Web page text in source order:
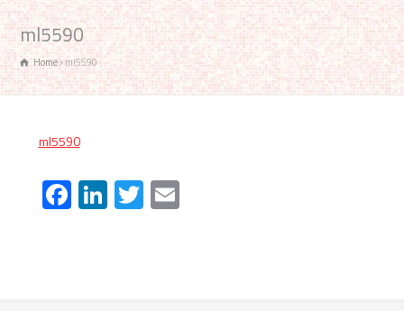
ml5590
Home ml5590
ml5590
Facebook
LinkedIn
Twitter
Email